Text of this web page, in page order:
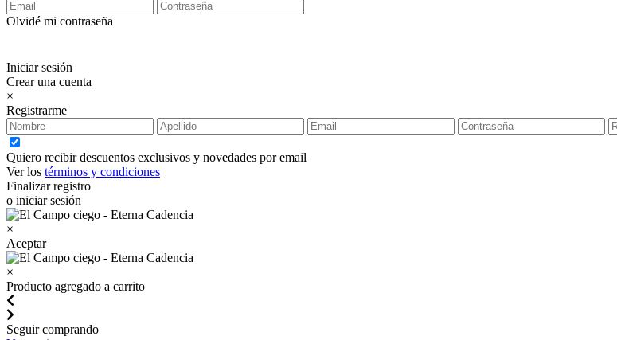
Olvidé mi contraseña
Iniciar sesión
Crear una cuenta
×
Registrarme
Quiero recibir descuentos exclusivos y novedades por email
Ver los términos y condiciones
Finalizar registro
o iniciar sesión
×
Aceptar
×
Producto agregado a carrito
Seguir comprando